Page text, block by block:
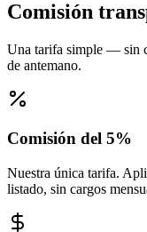
Comisión
Una tarifa simple — sin
de antemano.
Comisión del 5%
Nuestra única tarifa.
listado, sin cargos